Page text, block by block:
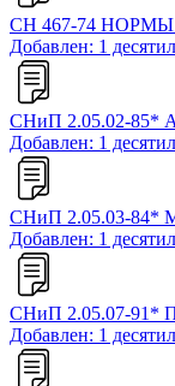
СН 467-74
Добавлен: 1
СНиП 2.05.02-
Добавлен: 1
СНиП 2.05.03-
Добавлен: 1
СНиП 2.05.07-
Добавлен: 1